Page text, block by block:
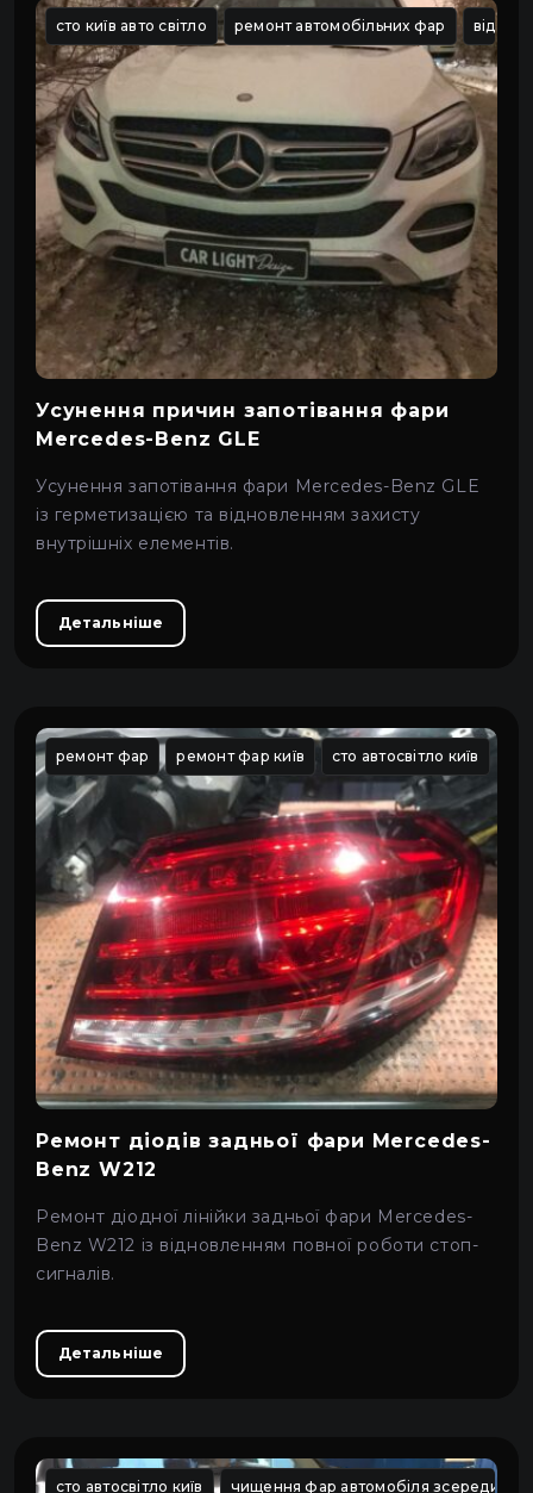
сто київ авто світло ремонт автомобільних фар
Усунення причин запотівання фари
Mercedes-Benz GLE
Усунення запотівання фари Mercedes-Benz GLE
із герметизацією та відновленням захисту
внутрішніх елементів.
Детальніше
ремонт фар ремонт фар київ сто автосвітло київ
Ремонт діодів задньої фари Mercedes-
Benz W212
Ремонт діодної лінійки задньої фари Mercedes-
Benz W212 із відновленням повної роботи стоп-
сигналів.
Детальніше
сто автосвітло київ чищення фар автомобіля зсередини